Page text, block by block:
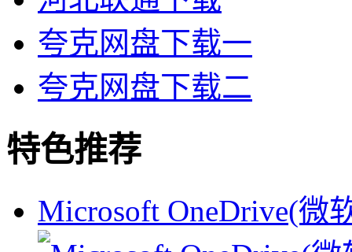
夸克网盘下载一
夸克网盘下载二
特色推荐
Microsoft OneDrive(微